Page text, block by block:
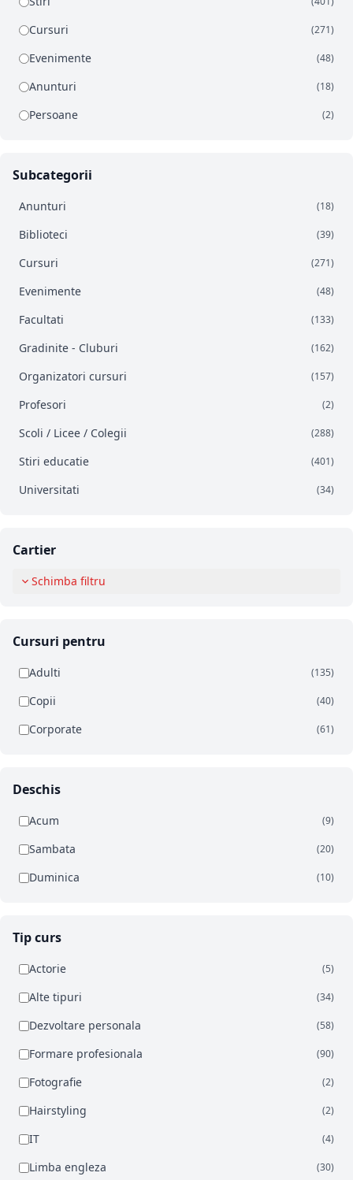
Cursuri (271)
Evenimente (48)
Anunturi (18)
Persoane (2)
Subcategorii
Anunturi (18)
Biblioteci (39)
Cursuri (271)
Evenimente (48)
Facultati (133)
Gradinite - Cluburi (162)
Organizatori cursuri (157)
Profesori (2)
Scoli / Licee / Colegii (288)
Stiri educatie (401)
Universitati (34)
Cartier
Schimba filtru
Cursuri pentru
Adulti (135)
Copii (40)
Corporate (61)
Deschis
Acum (9)
Sambata (20)
Duminica (10)
Tip curs
Actorie (5)
Alte tipuri (34)
Dezvoltare personala (58)
Formare profesionala (90)
Fotografie (2)
Hairstyling (2)
IT (4)
Limba engleza (30)